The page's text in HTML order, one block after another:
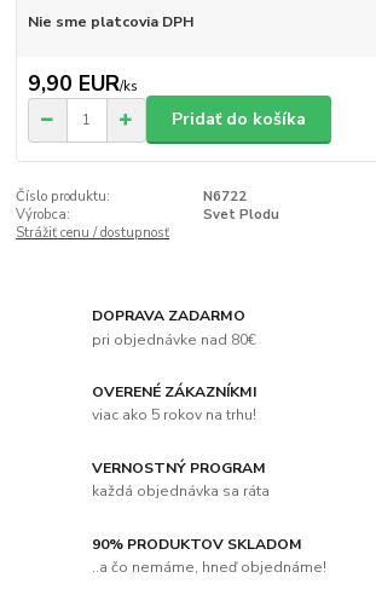
Nie sme platcovia DPH
9,90 EUR/ks
Pridať do košíka
Číslo produktu:
N6722
Výrobca:
Svet Plodu
Strážiť cenu / dostupnosť
DOPRAVA ZADARMO
pri objednávke nad 80€
OVERENÉ ZÁKAZNÍKMI
viac ako 5 rokov na trhu!
VERNOSTNÝ PROGRAM
každá objednávka sa ráta
90% PRODUKTOV SKLADOM
..a čo nemáme, hneď objednáme!